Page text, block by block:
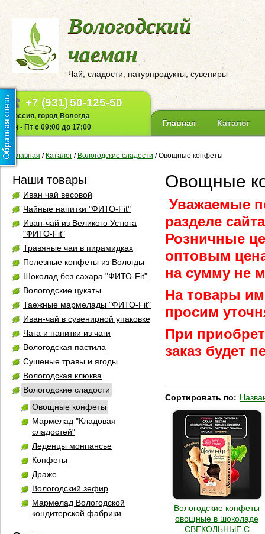
Вологодский
чаеман
Чай, сладости, натурпродукты, сувениры
+7 (931)50-125-50
Россия, город Вологда
Пн - Пт с 09:00 до 17:00
Главная Каталог
Главная / Каталог / Вологодские сладости / Овощные конфеты
Наши товары
Иван чай весовой
Чайные напитки "ФИТО-Fit"
Иван-чай из Великого Устюга
"ФИТО-Fit"
Травяные чаи в пирамидках
Полезные конфеты из Вологды
Шоколад без сахара "ФИТО-Fit"
Вологодские цукаты
Таежные мармелады "ФИТО-Fit"
Иван-чай в сувенирной упаковке
Чага и напитки из чаги
Вологодская пастила
Сушеные травы и ягоды
Вологодская клюква
Вологодские сладости
Овощные конфеты
Мармелад "Кладовая
сладостей"
Леденцы монпансье
Конфеты
Драже
Вологодский зефир
Мармелад Вологодской
кондитерской фабрики
Овощные
Уважаемые
разделе
Розничные
оптовым
на сумму не
На товары
просим
При
заказ будет
Сортировать по:
Вологодские конфеты
овощные в шоколаде
СВЕКОЛЬНЫЕ С